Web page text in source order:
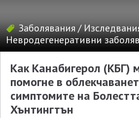
Заболявания/
Невродегенеративни
Как Канабигерол (КБГ)
помогне в
симптомите на
Хънтингтън